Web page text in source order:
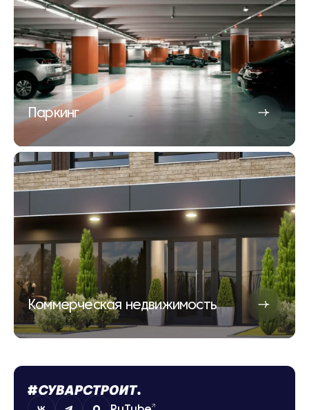
Паркинг
Коммерческая недвижимость